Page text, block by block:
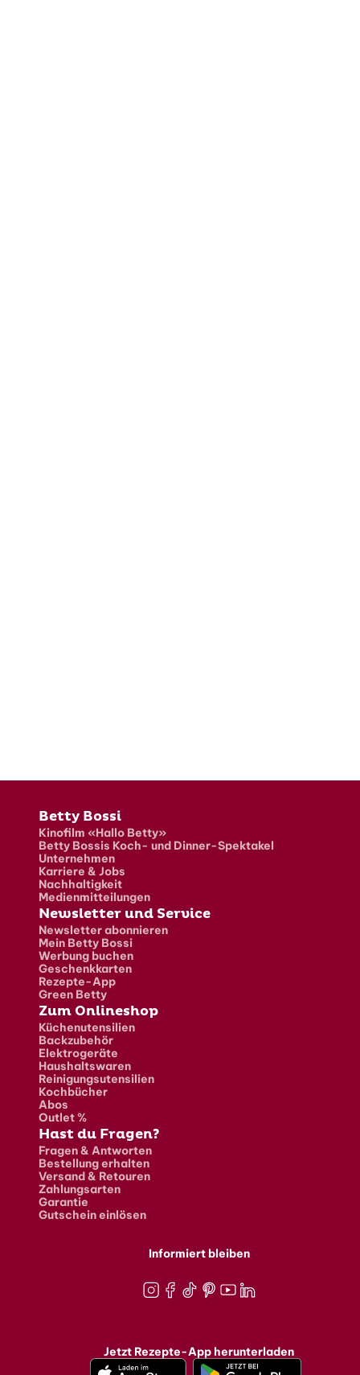
Fusszeile
Betty Bossi
Kinofilm «Hallo Betty»
Betty Bossis Koch- und Dinner-Spektakel
Unternehmen
Karriere & Jobs
Nachhaltigkeit
Medienmitteilungen
Newsletter und Service
Newsletter abonnieren
Mein Betty Bossi
Werbung buchen
Geschenkkarten
Rezepte-App
Green Betty
Zum Onlineshop
Küchenutensilien
Backzubehör
Elektrogeräte
Haushaltswaren
Reinigungsutensilien
Kochbücher
Abos
Outlet %
Hast du Fragen?
Fragen & Antworten
Bestellung erhalten
Versand & Retouren
Zahlungsarten
Garantie
Gutschein einlösen
Informiert bleiben
Jetzt Rezepte-App herunterladen